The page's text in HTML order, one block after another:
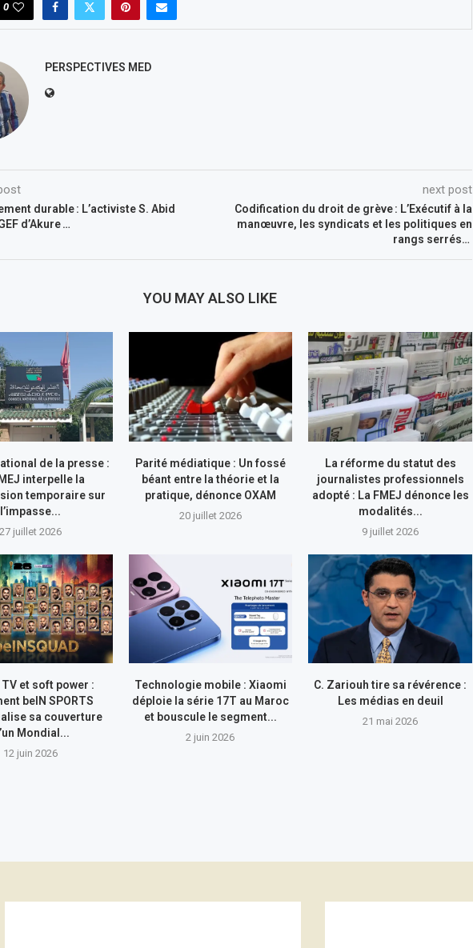
0
PERSPECTIVES MED
durable : L’activiste S. Abid
d’Akure …
next post
Codification du droit de grève : L’Exécutif à la
manœuvre, les syndicats et les politiques en
rangs serrés…
YOU MAY ALSO LIKE
de la presse :
interpelle la
temporaire sur
l’impasse...
27 juillet 2026
Parité médiatique : Un fossé
béant entre la théorie et la
pratique, dénonce OXAM
20 juillet 2026
La réforme du statut des
journalistes professionnels
adopté : La FMEJ dénonce les
modalités...
9 juillet 2026
et soft power :
beIN SPORTS
sa couverture
Mondial...
12 juin 2026
Technologie mobile : Xiaomi
déploie la série 17T au Maroc
et bouscule le segment...
2 juin 2026
C. Zariouh tire sa révérence :
Les médias en deuil
21 mai 2026